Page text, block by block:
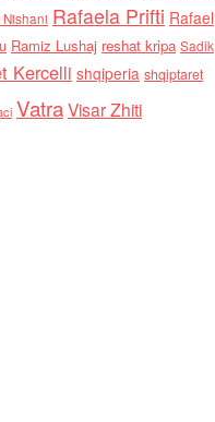
Rafaela Prifti Rafael
Ramiz Lushaj reshat kripa Sadik
Kercelli shqiperia shqiptaret
VatraVisar Zhiti